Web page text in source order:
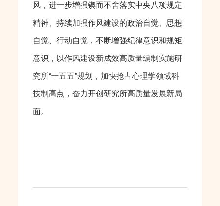
风，进一步增强锲而不舍落实中央八项规定
精神、持续加强作风建设的政治自觉、思想
自觉、行动自觉，不断增强纪律意识和规矩
意识，以作风建设新成效高质量编制实施研
究所“十五五”规划，加快抢占心理学领域科
技制高点，奋力开创研究所高质量发展新局
面。